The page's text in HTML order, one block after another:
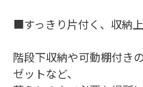
■すっきり片付く、収納
階段下収納や可動棚付き
ゼットなど、